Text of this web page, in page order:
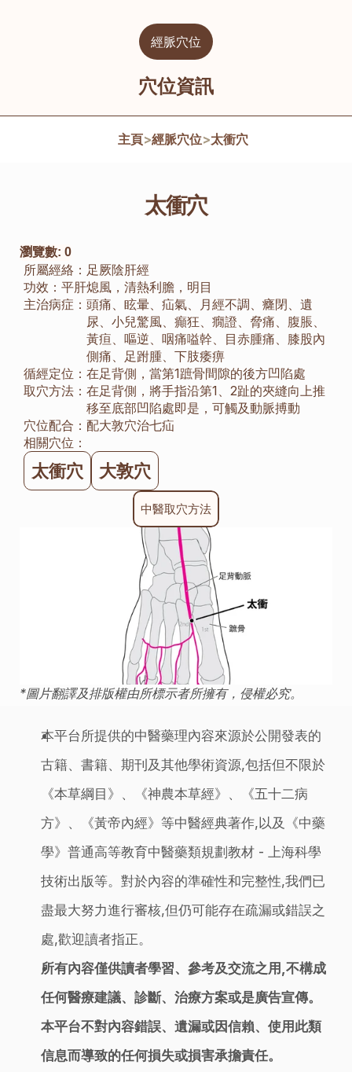
經脈穴位
穴位資訊
主頁>經脈穴位>太衝穴
太衝穴
瀏覽數: 0
所屬經絡： 足厥陰肝經
功效： 平肝熄風，清熱利膽，明目
主治病症： 頭痛、眩暈、疝氣、月經不調、癃閉、遺
尿、小兒驚風、癲狂、癇證、脅痛、腹脹、
黃疸、嘔逆、咽痛嗌幹、目赤腫痛、膝股內
側痛、足跗腫、下肢痿痹
循經定位： 在足背側，當第1蹠骨間隙的後方凹陷處
取穴方法： 在足背側，將手指沿第1、2趾的夾縫向上推
移至底部凹陷處即是，可觸及動脈搏動
穴位配合： 配大敦穴治七疝
相關穴位：
太衝穴 大敦穴
中醫取穴方法
*圖片翻譯及排版權由所標示者所擁有，侵權必究。
本平台所提供的中醫藥理內容來源於公開發表的
古籍、書籍、期刊及其他學術資源,包括但不限於
《本草綱目》、《神農本草經》、《五十二病
方》、《黃帝內經》等中醫經典著作,以及《中藥
學》普通高等教育中醫藥類規劃教材 - 上海科學
技術出版等。對於內容的準確性和完整性,我們已
盡最大努力進行審核,但仍可能存在疏漏或錯誤之
處,歡迎讀者指正。
所有內容僅供讀者學習、參考及交流之用,不構成
任何醫療建議、診斷、治療方案或是廣告宣傳。
本平台不對內容錯誤、遺漏或因信賴、使用此類
信息而導致的任何損失或損害承擔責任。